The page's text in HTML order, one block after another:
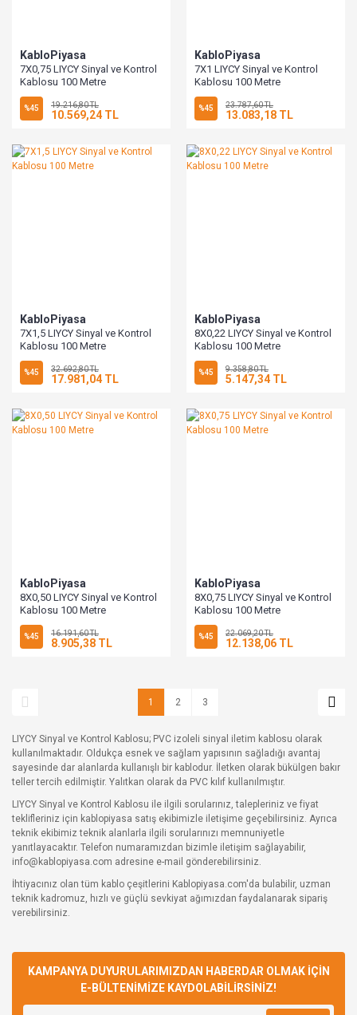
KabloPiyasa
7X0,75 LIYCY Sinyal ve Kontrol
Kablosu 100 Metre
%45 19.216,80 TL
10.569,24 TL
KabloPiyasa
7X1 LIYCY Sinyal ve Kontrol
Kablosu 100 Metre
%45 23.787,60 TL
13.083,18 TL
KabloPiyasa
7X1,5 LIYCY Sinyal ve Kontrol
Kablosu 100 Metre
%45 32.692,80 TL
17.981,04 TL
KabloPiyasa
8X0,22 LIYCY Sinyal ve Kontrol
Kablosu 100 Metre
%45 9.358,80 TL
5.147,34 TL
KabloPiyasa
8X0,50 LIYCY Sinyal ve Kontrol
Kablosu 100 Metre
%45 16.191,60 TL
8.905,38 TL
KabloPiyasa
8X0,75 LIYCY Sinyal ve Kontrol
Kablosu 100 Metre
%45 22.069,20 TL
12.138,06 TL
1 2 3
LIYCY Sinyal ve Kontrol Kablosu; PVC izoleli sinyal iletim kablosu olarak
kullanılmaktadır. Oldukça esnek ve sağlam yapısının sağladığı avantaj
sayesinde dar alanlarda kullanışlı bir kablodur. İletken olarak bükülgen bakır
teller tercih edilmiştir. Yalıtkan olarak da PVC kılıf kullanılmıştır.
LIYCY Sinyal ve Kontrol Kablosu ile ilgili sorularınız, talepleriniz ve fiyat
teklifleriniz için kablopiyasa satış ekibimizle iletişime geçebilirsiniz. Ayrıca
teknik ekibimiz teknik alanlarla ilgili sorularınızı memnuniyetle
yanıtlayacaktır. Telefon numaramızdan bizimle iletişim sağlayabilir,
info@kablopiyasa.com adresine e-mail gönderebilirsiniz.
İhtiyacınız olan tüm kablo çeşitlerini Kablopiyasa.com'da bulabilir, uzman
teknik kadromuz, hızlı ve güçlü sevkiyat ağımızdan faydalanarak sipariş
verebilirsiniz.
KAMPANYA DUYURULARIMIZDAN HABERDAR OLMAK İÇİN
E-BÜLTENİMİZE KAYDOLABİLİRSİNİZ!